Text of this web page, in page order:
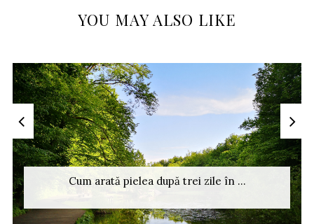
YOU MAY ALSO LIKE
Cum arată pielea după trei zile în ...